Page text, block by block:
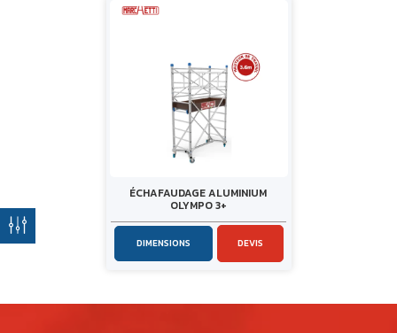
ÉCHAFAUDAGE ALUMINIUM
OLYMPO 3+
DIMENSIONS DEVIS